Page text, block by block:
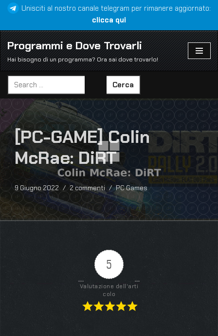
al
contenuto
Unisciti al nostro canale telegram per rimanere aggiornato:
clicca qui
Programmi e Dove Trovarli
Hai bisogno di un programma? Ora sai dove trovarlo!
Cerca
[PC-GAME] Colin
McRae: DiRT
9 Giugno 2022 2 commenti PC Games
5
Valutazione dell'arti
colo